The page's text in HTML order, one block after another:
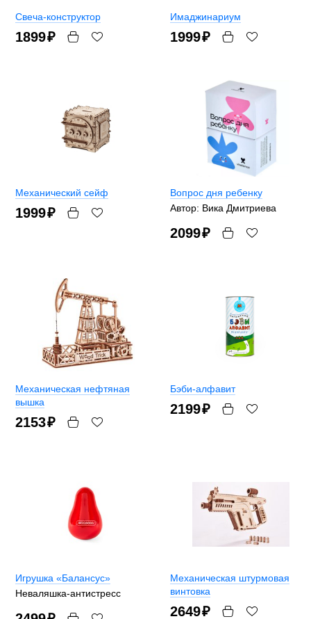
Свеча-конструктор
1899₽
Имаджинариум
1999₽
Механический сейф
1999₽
Вопрос дня ребенку
Автор: Вика Дмитриева
2099₽
Механическая нефтяная
вышка
2153₽
Бэби-алфавит
2199₽
Игрушка «Балансус»
Неваляшка-антистресс
Механическая штурмовая
винтовка
2649₽